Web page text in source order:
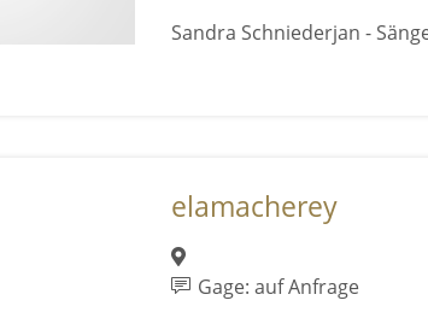
Sandra Schniederjan -
elamacherey
Gage: auf Anfrage